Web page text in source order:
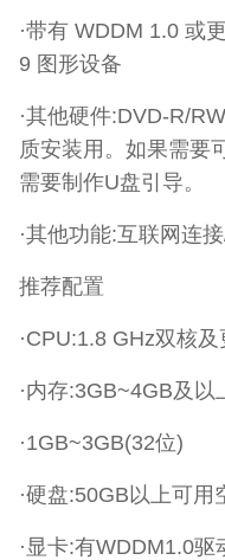
·带有 WDDM 1.0 或
9 图形设备
·其他硬件:DVD-R/
质安装用。如果需要
需要制作U盘引导。
·其他功能:互联网连
推荐配置
·CPU:1.8 GHz双核
·内存:3GB~4GB及以
·1GB~3GB(32位)
·硬盘:50GB以上可用
·显卡:有WDDM1.0